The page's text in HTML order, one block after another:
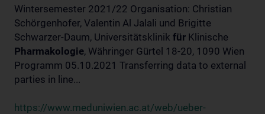
Wintersemester 2021/22 Organisation: Christian
Schörgenhofer, Valentin Al Jalali und Brigitte
Schwarzer-Daum, Universitätsklinik für Klinische
Pharmakologie, Währinger Gürtel 18-20, 1090 Wien
Programm 05.10.2021 Transferring data to external
parties in line...
https://www.meduniwien.ac.at/web/ueber-